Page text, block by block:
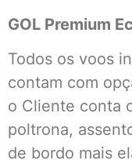
GOL Premium
Todos os voos
contam com
o Cliente conta
poltrona,
de bordo mais